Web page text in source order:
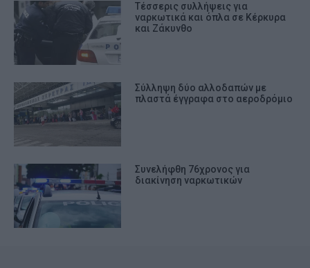
Tέσσερις συλλήψεις για
ναρκωτικά και όπλα σε Κέρκυρα
και Ζάκυνθο
Σύλληψη δύο αλλοδαπών με
πλαστά έγγραφα στο αεροδρόμιο
Συνελήφθη 76χρονος για
διακίνηση ναρκωτικών